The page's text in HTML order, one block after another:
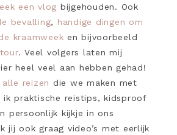
een vlog bijgehouden. Ook
bevalling, handige dingen om
kraamweek en bijvoorbeeld
. Veel volgers laten mij
heel veel aan hebben gehad!
reizen die we maken met
ik praktische reistips, kidsproof
persoonlijk kijkje in ons
jij ook graag video’s met eerlijk